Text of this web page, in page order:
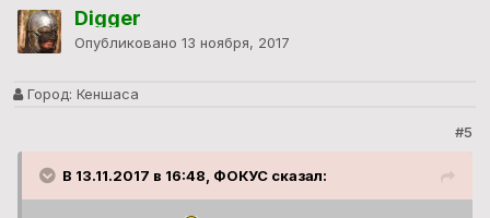
Digger
Опубликовано 13 ноября, 2017
Город: Кеншаса
#5
В 13.11.2017 в 16:48, ФОКУС сказал: